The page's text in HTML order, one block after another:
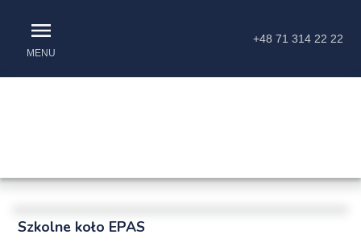
MENU
+48 71 314 22 22
Szkolne koło EPAS